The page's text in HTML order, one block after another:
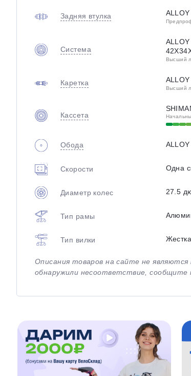
Задняя втулка
Система
Высший
Каретка
Высший
Кассета
Обода
Скорости Одна
Диаметр колес 27.5
Тип рамы
Тип вилки
Описания товаров на сайте не
обнаружили несоответствие, сообщите